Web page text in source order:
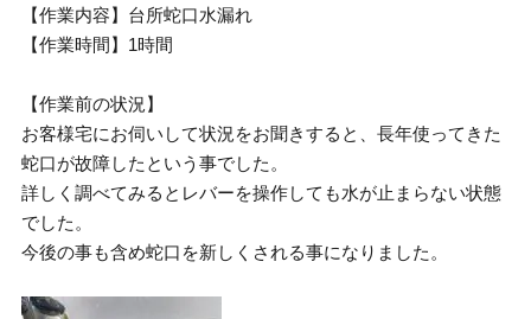
【作業内容】台所蛇口水漏れ
【作業時間】1時間
【作業前の状況】
お客様宅にお伺いして状況をお聞きすると、長年使ってきた
蛇口が故障したという事でした。
詳しく調べてみるとレバーを操作しても水が止まらない状態
でした。
今後の事も含め蛇口を新しくされる事になりました。